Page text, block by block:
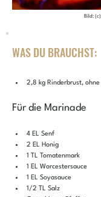
Bild:
WAS DU BRAUCHST:
2,8 kg Rinderbrust, ohne
Für die Marinade
4 EL Senf
2 EL Honig
1 TL Tomatenmark
1 EL Worcestersauce
1 EL Soyasauce
1/2 TL Salz